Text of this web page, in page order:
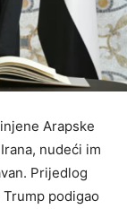
Arapske
nudeći im
Prijedlog
podigao